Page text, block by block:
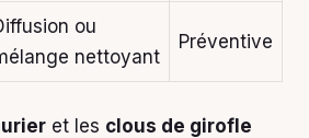
ou
nettoyant
Préventive
et les clous de girofle